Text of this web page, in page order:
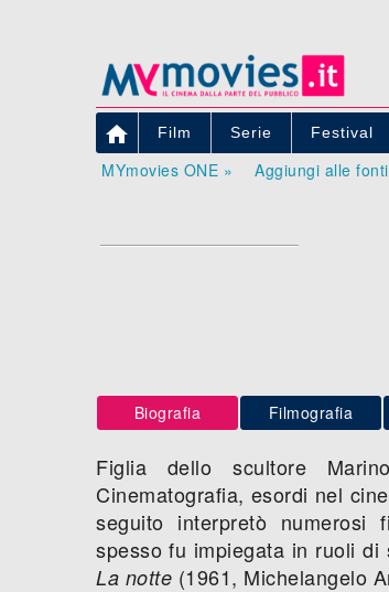
 Film Serie Festival
MYmovies ONE » Aggiungi alle
Biografia Filmografia
Figlia dello scultore
Cinematografia, esordi nel
seguito interpretò numerosi
spesso fu impiegata in ruoli
La notte (1961, Michelangelo